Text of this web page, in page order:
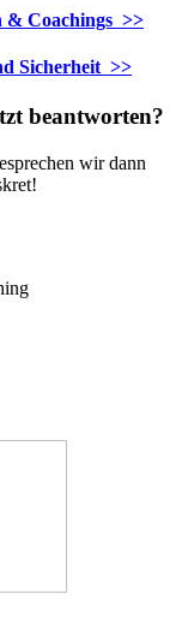
& Coachings >>
Sicherheit >>
beantworten?
wir dann